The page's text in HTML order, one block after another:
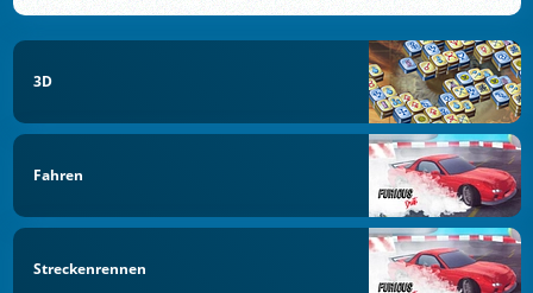
3D
Fahren
Streckenrennen